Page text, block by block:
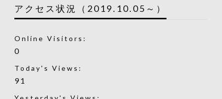
アクセス状況（2019.10.05～）
Online Visitors:
0
Today's Views:
91